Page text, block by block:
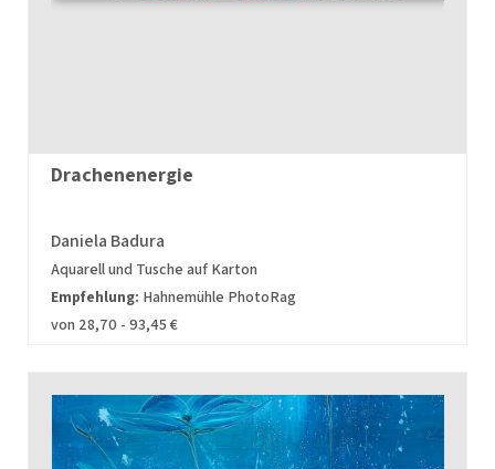
Drachenenergie
Daniela Badura
Aquarell und Tusche auf Karton
Empfehlung: Hahnemühle PhotoRag
von 28,70 - 93,45 €